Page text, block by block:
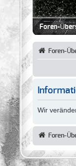
Foren-
Foren-
Wir
Foren-